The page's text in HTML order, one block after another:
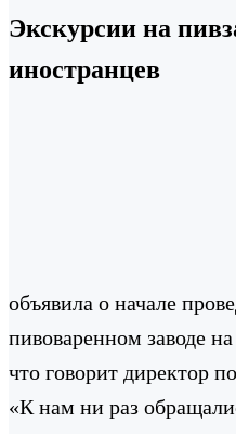
Экскурсии на
иностранцев
объявила о начале
пивоваренном заводе
что говорит директор
«К нам ни раз